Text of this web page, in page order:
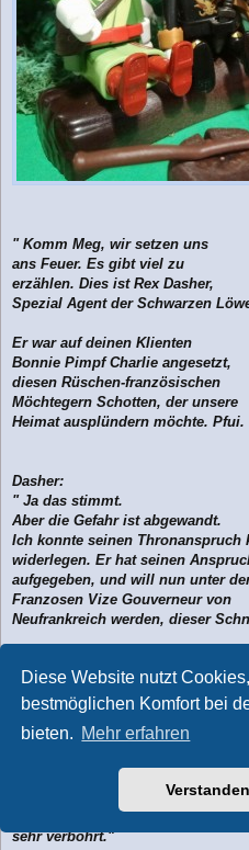
Diese Website nutzt
bestmöglichen Komfort bei
bieten. Mehr erfahren
" Komm Meg, wir setzen uns
ans Feuer. Es gibt viel zu
erzählen. Dies ist Rex Dasher,
Spezial Agent der Schwarzen
Er war auf deinen Klienten
Bonnie Pimpf Charlie angesetzt,
diesen Rüschen-französischen
Möchtegern Schotten, der unsere
Heimat ausplündern möchte. Pfui.
Dasher:
" Ja das stimmt.
Aber die Gefahr ist abgewandt.
Ich konnte seinen Thronanspruch
widerlegen. Er hat seinen
aufgegeben, und will nun unter
Franzosen Vize Gouverneur von
Neufrankreich werden, dieser
Meg Mac Intosh :
"Aye, ich durfte diesen Pfauen
durch Kanada führen. Absolut
Nicht zu glauben, dass auch nur ein
Adern fließt. Wie ist es euch
gelungen ihn von seinem
abzubringen? Er wirkte doch
sehr verbohrt."